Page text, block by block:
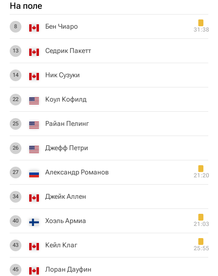
На поле
8 Бен Чиаро 31:38
13 Седрик Пакетт
14 Ник Сузуки
22 Коул Кофилд
25 Райан Пелинг
26 Джефф Петри
27 Александр Романов 21:20
34 Джейк Аллен
40 Хоэль Армиа 21:03
43 Кейл Клаг 25:55
45 Лоран Дауфин